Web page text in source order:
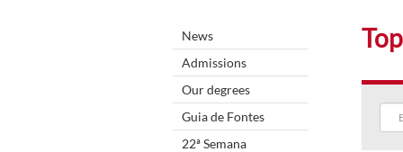
News
Admissions
Our degrees
Guia de Fontes
22ª Semana